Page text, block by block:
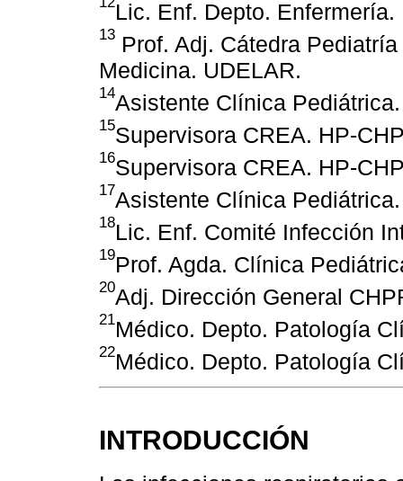
Lic. Enf. Depto.
13 Prof. Adj. Cátedra
Medicina. UDELAR.
14Asistente Clínica
15Supervisora CREA. HP-
16Supervisora CREA. HP-
17Asistente Clínica
18Lic. Enf. Comité Infección
19Prof. Agda. Clínica
20Adj. Dirección General
21Médico. Depto. Patología
22Médico. Depto. Patología
INTRODUCCIÓN